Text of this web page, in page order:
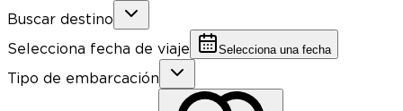
Buscar destino
Selecciona fecha de viaje Selecciona una fecha
Tipo de embarcación